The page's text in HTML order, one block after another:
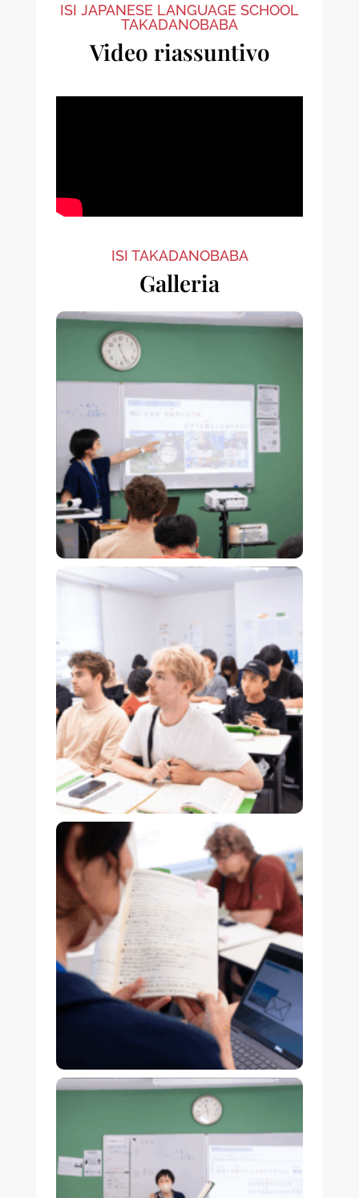
ISI JAPANESE LANGUAGE SCHOOL
TAKADANOBABA
Video riassuntivo
ISI TAKADANOBABA
Galleria